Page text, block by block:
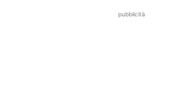
pubblicità